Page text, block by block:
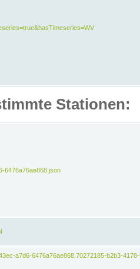
Stationen:
6476a76ae868.json
a7d6-6476a76ae868,70272185-b2b3-